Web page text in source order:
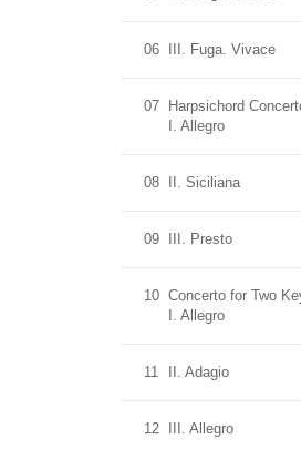
06 III. Fuga. Vivace
07
Harpsichord
I. Allegro
08 II. Siciliana
09 III. Presto
10 Concerto for Two
I. Allegro
11 II. Adagio
12 III. Allegro